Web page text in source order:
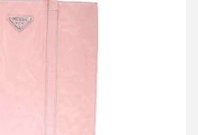
額42,000円